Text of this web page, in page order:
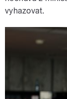
vyhazovat.